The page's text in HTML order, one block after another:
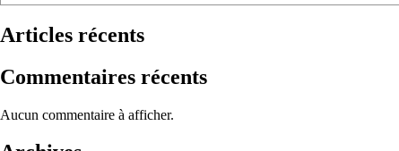
Articles récents
Commentaires récents
Aucun commentaire à afficher.